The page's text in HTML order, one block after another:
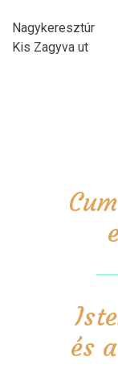
Nagykeresztúr
Kis Zagyva ut
és